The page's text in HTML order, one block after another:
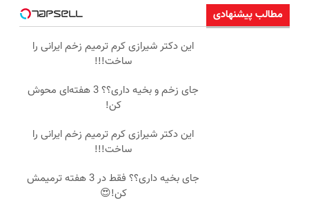
مطالب پیشنهادی
این دکتر شیرازی کرم ترمیم زخم ایرانی را
ساخت!!!
جای زخم و بخیه داری؟؟ 3 هفته‌ای محوش
کن!
این دکتر شیرازی کرم ترمیم زخم ایرانی را
ساخت!!!
جای بخیه داری؟؟ فقط در 3 هفته ترمیمش
کن!😍